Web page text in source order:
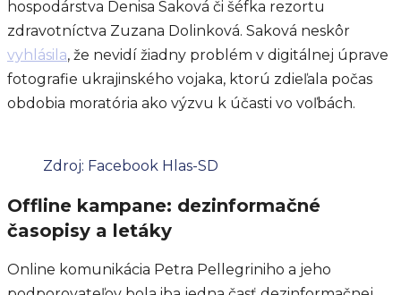
hospodárstva Denisa Saková či šéfka rezortu
zdravotníctva Zuzana Dolinková. Saková neskôr
vyhlásila, že nevidí žiadny problém v digitálnej úprave
fotografie ukrajinského vojaka, ktorú zdieľala počas
obdobia moratória ako výzvu k účasti vo voľbách.
Zdroj: Facebook Hlas-SD
Offline kampane: dezinformačné
časopisy a letáky
Online komunikácia Petra Pellegriniho a jeho